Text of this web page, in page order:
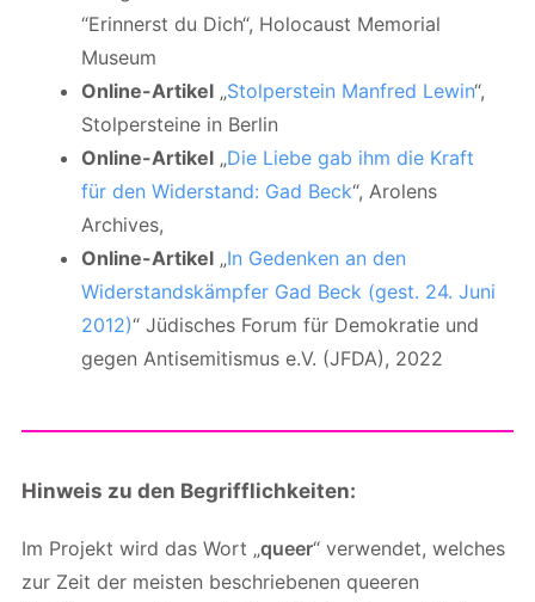
“Erinnerst du Dich“, Holocaust Memorial
Museum
Online-Artikel „Stolperstein Manfred Lewin“,
Stolpersteine in Berlin
Online-Artikel „Die Liebe gab ihm die Kraft
für den Widerstand: Gad Beck“, Arolens
Archives,
Online-Artikel „In Gedenken an den
Widerstandskämpfer Gad Beck (gest. 24. Juni
2012)“ Jüdisches Forum für Demokratie und
gegen Antisemitismus e.V. (JFDA), 2022
Hinweis zu den Begrifflichkeiten:
Im Projekt wird das Wort „queer“ verwendet, welches
zur Zeit der meisten beschriebenen queeren